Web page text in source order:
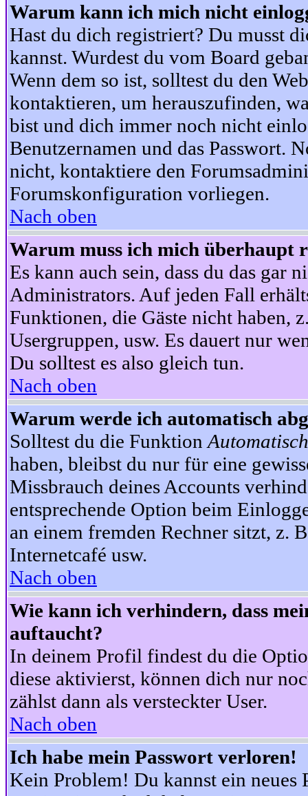
Warum kann ich mich nicht
Hast du dich registriert? Du musst
kannst. Wurdest du vom Board
Wenn dem so ist, solltest du den
kontaktieren, um herauszufinden,
bist und dich immer noch nicht
Benutzernamen und das Passwort.
nicht, kontaktiere den
Forumskonfiguration vorliegen.
Nach oben
Warum muss ich mich überhaupt
Es kann auch sein, dass du das gar
Administrators. Auf jeden Fall
Funktionen, die Gäste nicht haben,
Usergruppen, usw. Es dauert nur
Du solltest es also gleich tun.
Nach oben
Warum werde ich automatisch
Solltest du die Funktion
haben, bleibst du nur für eine
Missbrauch deines Accounts
entsprechende Option beim
an einem fremden Rechner sitzt, z.
Internetcafé usw.
Nach oben
Wie kann ich verhindern, dass
auftaucht?
In deinem Profil findest du die
diese aktivierst, können dich nur
zählst dann als versteckter User.
Nach oben
Ich habe mein Passwort verloren!
Kein Problem! Du kannst ein neues